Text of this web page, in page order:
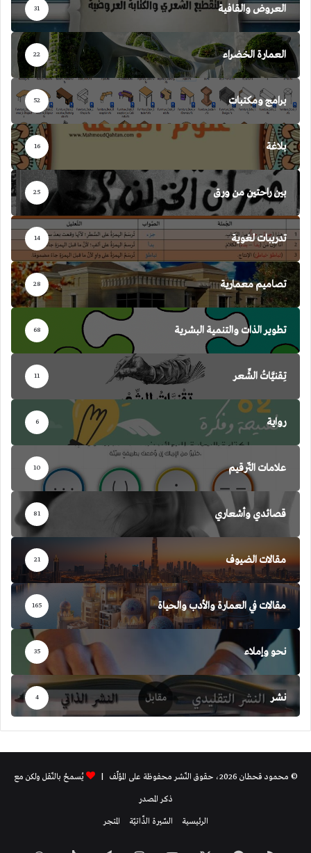
العروض والقافية 31
العمارة الخضراء 22
برامج ومكتبات 52
بلاغة 16
بين راحتين من ورق 25
تدريبات لغوية 14
تصاميم معمارية 28
تطوير الذات والتنمية البشرية 68
تِقنيَّاتُ الشِّعر 11
رواية 6
علامات التّرقيم 10
قصائدي وأشعاري 81
مقالات الضيوف 21
مقالات في العمارة والأدب والحياة 165
نحو وإملاء 35
نشر 4
© محمود قحطان 2026، حقوق النّشر محفوظة على المؤلّف |
يُسمحُ بالنّقل ولكن مع
ذكر المصدر
الرئيسية
السّيرة الذّاتيّة المتجر